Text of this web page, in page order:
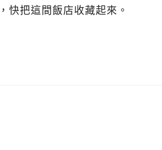
快把這間飯店收藏起來。